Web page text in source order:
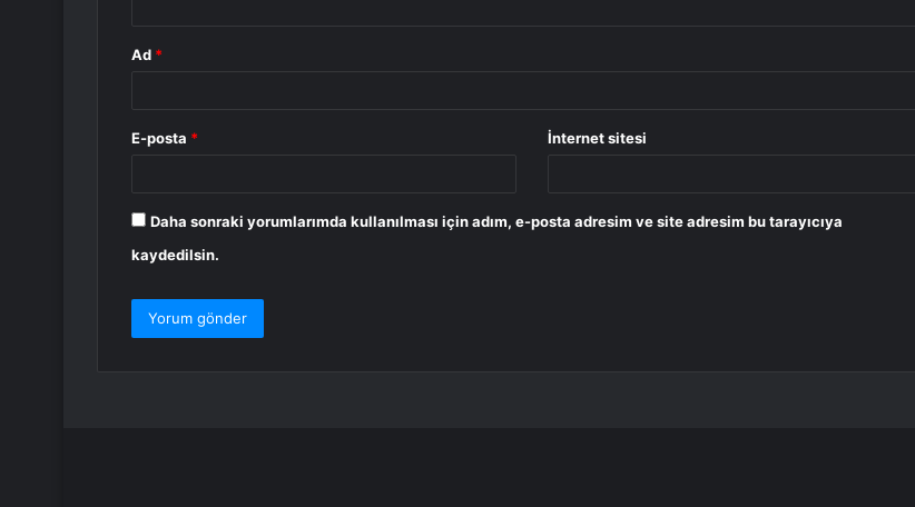
Ad *
E-posta * İnternet sitesi
Daha sonraki yorumlarımda kullanılması için adım, e-posta adresim ve site adresim bu tarayıcıya
kaydedilsin.